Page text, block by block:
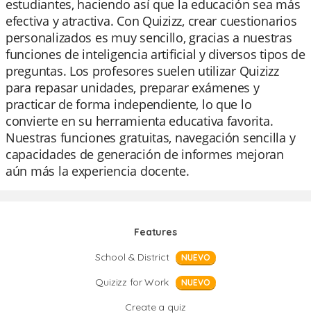
estudiantes, haciendo así que la educación sea más
efectiva y atractiva. Con Quizizz, crear cuestionarios
personalizados es muy sencillo, gracias a nuestras
funciones de inteligencia artificial y diversos tipos de
preguntas. Los profesores suelen utilizar Quizizz
para repasar unidades, preparar exámenes y
practicar de forma independiente, lo que lo
convierte en su herramienta educativa favorita.
Nuestras funciones gratuitas, navegación sencilla y
capacidades de generación de informes mejoran
aún más la experiencia docente.
Features
School & District
NUEVO
Quizizz for Work NUEVO
Create a quiz